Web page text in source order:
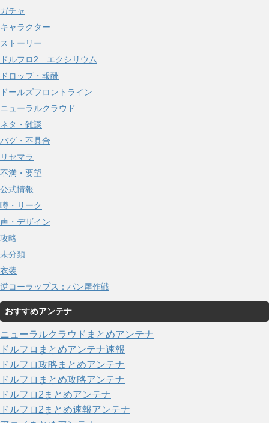
ガチャ
キャラクター
ストーリー
ドルフロ2 エクシリウム
ドロップ・報酬
ドールズフロントライン
ニューラルクラウド
ネタ・雑談
バグ・不具合
リセマラ
不満・要望
公式情報
噂・リーク
声・デザイン
攻略
未分類
衣装
逆コーラップス：パン屋作戦
おすすめアンテナ
ニューラルクラウドまとめアンテナ
ドルフロまとめアンテナ速報
ドルフロ攻略まとめアンテナ
ドルフロまとめ攻略アンテナ
ドルフロ2まとめアンテナ
ドルフロ2まとめ速報アンテナ